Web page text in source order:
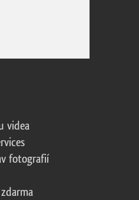
videa
fotografií